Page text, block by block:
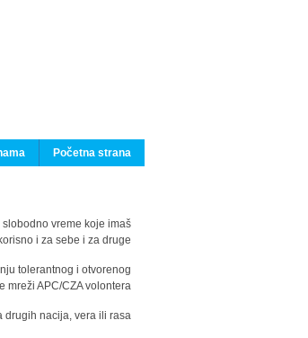
Početna strana
vreme koje imaš
i za sebe i za druge?
tolerantnog i otvorenog
APC/CZA volontera.
nacija, vera ili rasa.